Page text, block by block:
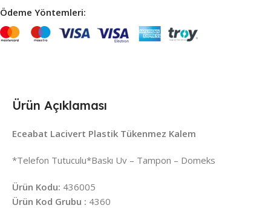
Ödeme Yöntemleri:
Ürün Açıklaması
Eceabat Lacivert Plastik Tükenmez Kalem
*Telefon Tutuculu*Baskı Uv – Tampon – Domeks
Ürün Kodu: 436005
Ürün Kod Grubu : 4360